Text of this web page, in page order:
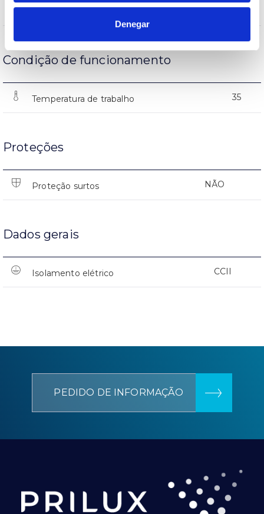
Denegar
(L70B50>)35.000h
Condição de funcionamento
Temperatura de trabalho 35
Proteções
Proteção surtos NÃO
Dados gerais
Isolamento elétrico CCII
PEDIDO DE INFORMAÇÃO